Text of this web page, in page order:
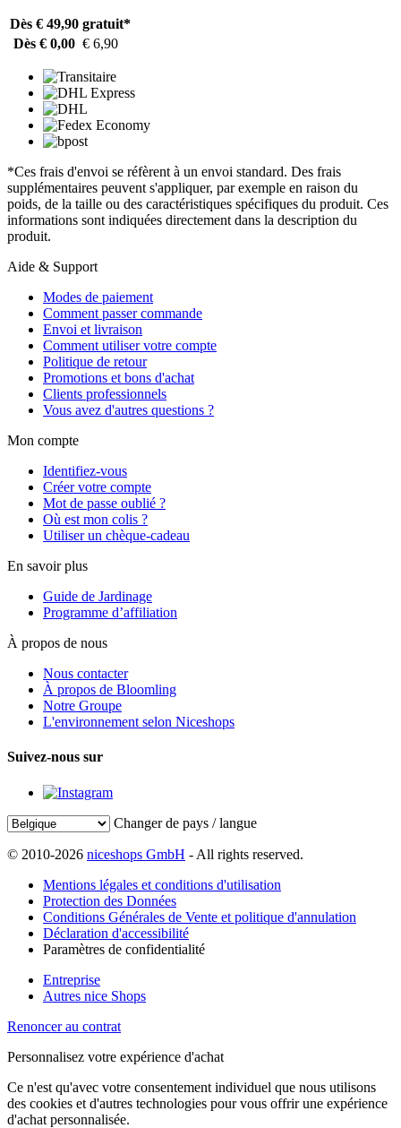
Dès € 49,90 gratuit*
Dès € 0,00 € 6,90
*Ces frais d'envoi se réfèrent à un envoi standard. Des frais
supplémentaires peuvent s'appliquer, par exemple en raison du
poids, de la taille ou des caractéristiques spécifiques du produit. Ces
informations sont indiquées directement dans la description du
produit.
Aide & Support
Modes de paiement
Comment passer commande
Envoi et livraison
Comment utiliser votre compte
Politique de retour
Promotions et bons d'achat
Clients professionnels
Vous avez d'autres questions ?
Mon compte
Identifiez-vous
Créer votre compte
Mot de passe oublié ?
Où est mon colis ?
Utiliser un chèque-cadeau
En savoir plus
Guide de Jardinage
Programme d’affiliation
À propos de nous
Nous contacter
À propos de Bloomling
Notre Groupe
L'environnement selon Niceshops
Suivez-nous sur
Changer de pays / langue
© 2010-2026 niceshops GmbH - All rights reserved.
Mentions légales et conditions d'utilisation
Protection des Données
Conditions Générales de Vente et politique d'annulation
Déclaration d'accessibilité
Paramètres de confidentialité
Entreprise
Autres nice Shops
Renoncer au contrat
Personnalisez votre expérience d'achat
Ce n'est qu'avec votre consentement individuel que nous utilisons
des cookies et d'autres technologies pour vous offrir une expérience
d'achat personnalisée.